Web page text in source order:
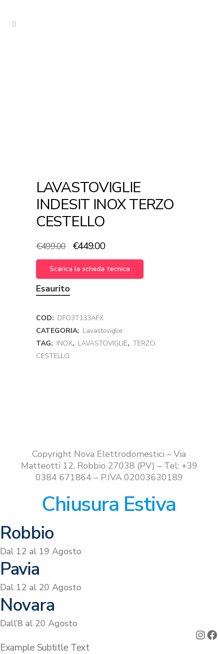
LAVASTOVIGLIE
INDESIT INOX TERZO
CESTELLO
€499.00
Il
prezzo
originale
era:
€449.00Il
prezzo
attuale
è:
Scarica la scheda tecnica
Esaurito
COD: DFO3T133AFX
CATEGORIA: Lavastoviglie
TAG: INOX, LAVASTOVIGLIE, TERZO
CESTELLO
Copyright Nova Elettrodomestici – Via
Matteotti 12, Robbio 27038 (PV) – Tel: +39
0384 671864 – P.IVA 02003630189
Chiusura Estiva
Robbio
Dal 12 al 19 Agosto
Pavia
Dal 12 al 20 Agosto
Novara
Dall’8 al 20 Agosto
Example Subtitle Text